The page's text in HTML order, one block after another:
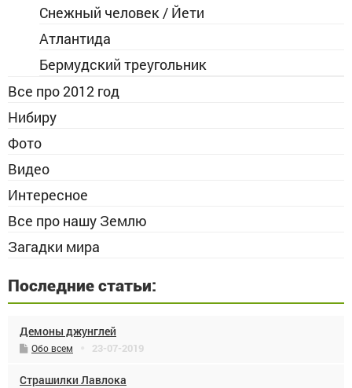
Снежный человек / Йети
Атлантида
Бермудский треугольник
Все про 2012 год
Нибиру
Фото
Видео
Интересное
Все про нашу Землю
Загадки мира
Последние статьи:
Демоны джунглей
Обо всем 23-07-2019
Страшилки Лавлока